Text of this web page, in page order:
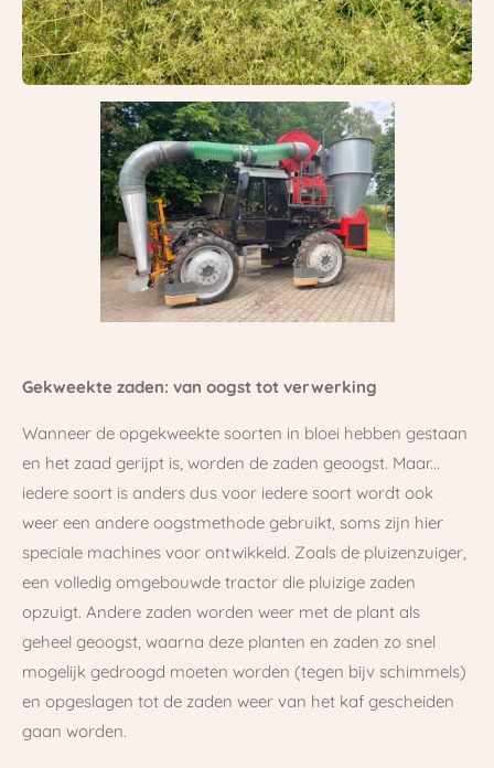
Gekweekte zaden: van oogst tot verwerking
Wanneer de opgekweekte soorten in bloei hebben gestaan
en het zaad gerijpt is, worden de zaden geoogst. Maar...
iedere soort is anders dus voor iedere soort wordt ook
weer een andere oogstmethode gebruikt, soms zijn hier
speciale machines voor ontwikkeld. Zoals de pluizenzuiger,
een volledig omgebouwde tractor die pluizige zaden
opzuigt. Andere zaden worden weer met de plant als
geheel geoogst, waarna deze planten en zaden zo snel
mogelijk gedroogd moeten worden (tegen bijv schimmels)
en opgeslagen tot de zaden weer van het kaf gescheiden
gaan worden.